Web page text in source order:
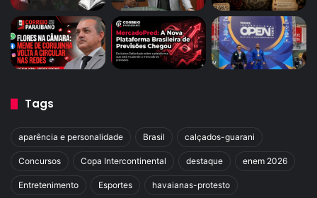
Tags
aparência e personalidade Brasil calçados-guarani
Concursos Copa Intercontinental destaque enem 2026
Entretenimento Esportes havaianas-protesto